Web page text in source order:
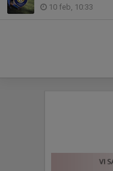
10 feb, 10:33